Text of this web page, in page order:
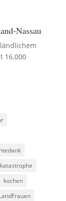
Nassau
16.000
kochen